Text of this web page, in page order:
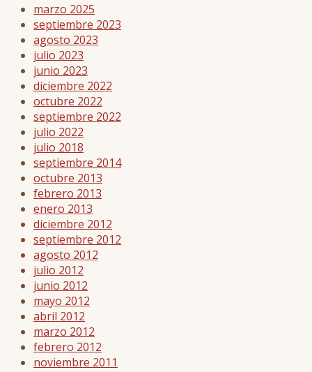
marzo 2025
septiembre 2023
agosto 2023
julio 2023
junio 2023
diciembre 2022
octubre 2022
septiembre 2022
julio 2022
julio 2018
septiembre 2014
octubre 2013
febrero 2013
enero 2013
diciembre 2012
septiembre 2012
agosto 2012
julio 2012
junio 2012
mayo 2012
abril 2012
marzo 2012
febrero 2012
noviembre 2011